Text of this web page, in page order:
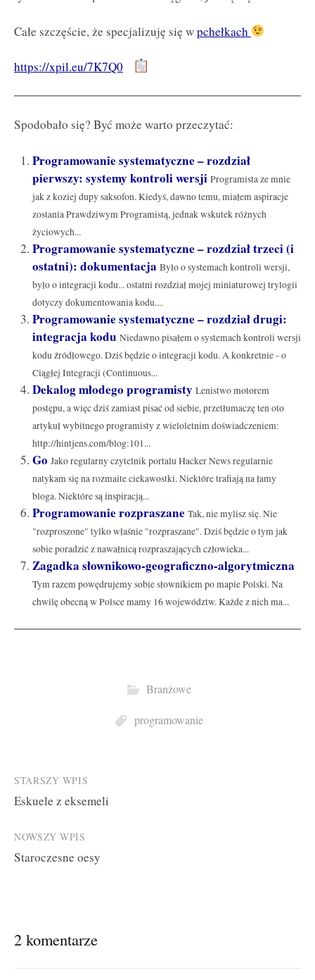
Całe szczęście, że specjalizuję się wpchełkach
https://xpil.eu/7K7Q0
Spodobało się? Być może warto przeczytać:
Programowanie systematyczne – rozdział
pierwszy: systemy kontroli wersji Programista ze mnie
jak z koziej dupy saksofon. Kiedyś, dawno temu, miałem aspiracje
zostania Prawdziwym Programistą, jednak wskutek różnych
życiowych...
Programowanie systematyczne – rozdział trzeci (i
ostatni): dokumentacja Było o systemach kontroli wersji,
było o integracji kodu... ostatni rozdział mojej miniaturowej trylogii
dotyczy dokumentowania kodu....
Programowanie systematyczne – rozdział drugi:
integracja kodu Niedawno pisałem o systemach kontroli wersji
kodu źródłowego. Dziś będzie o integracji kodu. A konkretnie - o
Ciągłej Integracji (Continuous...
Dekalog młodego programisty Lenistwo motorem
postępu, a więc dziś zamiast pisać od siebie, przetłumaczę ten oto
artykuł wybitnego programisty z wieloletnim doświadczeniem:
http://hintjens.com/blog:101...
Go Jako regularny czytelnik portalu Hacker News regularnie
natykam się na rozmaite ciekawostki. Niektóre trafiają na łamy
bloga. Niektóre są inspiracją...
Programowanie rozpraszane Tak, nie mylisz się. Nie
"rozproszone" tylko właśnie "rozpraszane". Dziś będzie o tym jak
sobie poradzić z nawałnicą rozpraszających człowieka...
Zagadka słownikowo-geograficzno-algorytmiczna
Tym razem powędrujemy sobie słownikiem po mapie Polski. Na
chwilę obecną w Polsce mamy 16 województw. Każde z nich ma...
Branżowe
programowanie
Post
navigation
STARSZY WPIS
Eskuele z eksemeli
NOWSZY WPIS
Staroczesne oesy
2 komentarze